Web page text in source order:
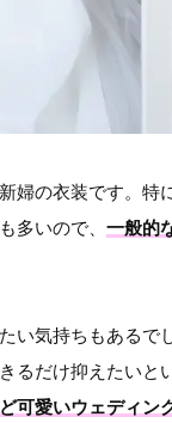
婦の衣装です。特
多いので、 一般的
い気持ちもあるで
だけ抑えたいと
可愛いウェディン